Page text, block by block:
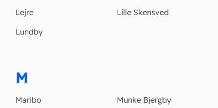
Lejre
Lille Skensved
Lundby
M
Maribo
Munke Bjergby